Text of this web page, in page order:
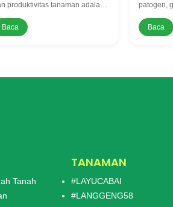
produktivitas tanaman adalah
utama setiap petani. Salah
solusi alami yang semakin
Baca
patogen,
tanah
Baca
Tanah
TANAMAN
#LAYUCABAI
#LANGGENG58